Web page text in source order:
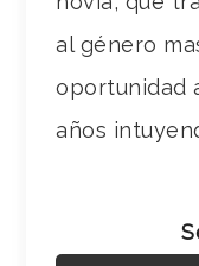
al género
oportunidad
años